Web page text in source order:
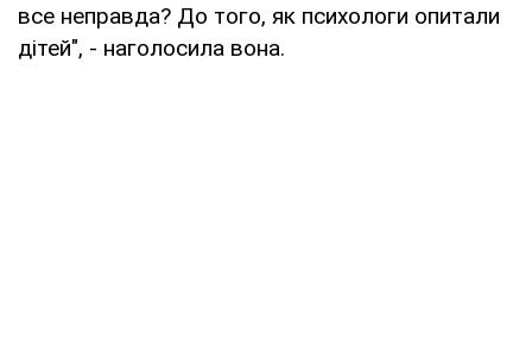
все неправда? До того, як психологи опитали
дітей", - наголосила вона.